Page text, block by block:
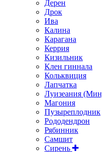
Дерен
Дрок
Ива
Калина
Карагана
Керрия
Кизильник
Клен гиннала
Кольквиция
Лапчатка
Луизеания
Магония
Пузыреплодник
Рододендрон
Рябинник
Самшит
Сирень